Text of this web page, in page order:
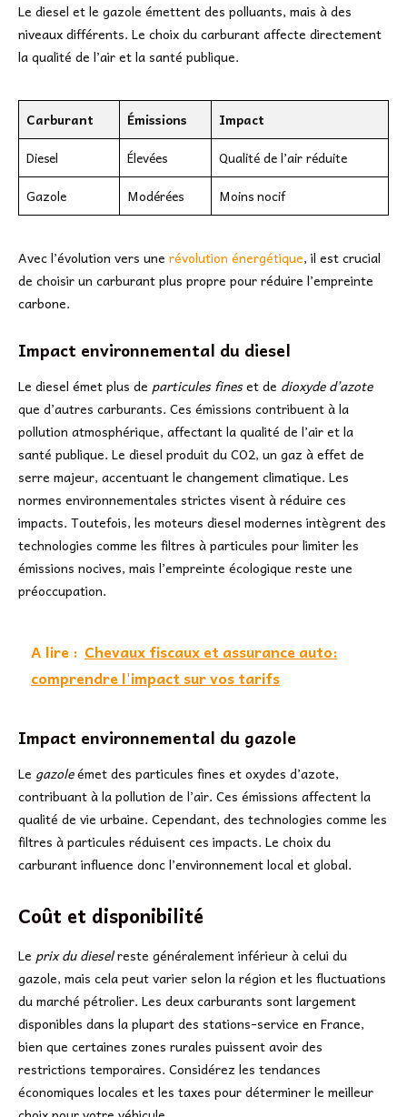
Le diesel et le gazole émettent des polluants, mais à des
niveaux différents. Le choix du carburant affecte directement
la qualité de l’air et la santé publique.
Carburant Émissions
Impact
Diesel
Élevées
Qualité de l’air réduite
Gazole
Modérées Moins nocif
Avec l’évolution vers une révolution énergétique, il est crucial
de choisir un carburant plus propre pour réduire l’empreinte
carbone.
Impact environnemental du diesel
Le diesel émet plus de particules fineset de dioxyde d’azote
que d’autres carburants. Ces émissions contribuent à la
pollution atmosphérique, affectant la qualité de l’air et la
santé publique. Le diesel produit du CO2, un gaz à effet de
serre majeur, accentuant le changement climatique. Les
normes environnementales strictes visent à réduire ces
impacts. Toutefois, les moteurs diesel modernes intègrent des
technologies comme les filtres à particules pour limiter les
émissions nocives, mais l’empreinte écologique reste une
préoccupation.
A lire : Chevaux fiscaux et assurance auto:
comprendre l'impact sur vos tarifs
Impact environnemental du gazole
Le gazoleémet des particules fines et oxydes d’azote,
contribuant à la pollution de l’air. Ces émissions affectent la
qualité de vie urbaine. Cependant, des technologies comme les
filtres à particules réduisent ces impacts. Le choix du
carburant influence donc l’environnement local et global.
Coût et disponibilité
Le prix du dieselreste généralement inférieur à celui du
gazole, mais cela peut varier selon la région et les fluctuations
du marché pétrolier. Les deux carburants sont largement
disponibles dans la plupart des stations-service en France,
bien que certaines zones rurales puissent avoir des
restrictions temporaires. Considérez les tendances
économiques locales et les taxes pour déterminer le meilleur